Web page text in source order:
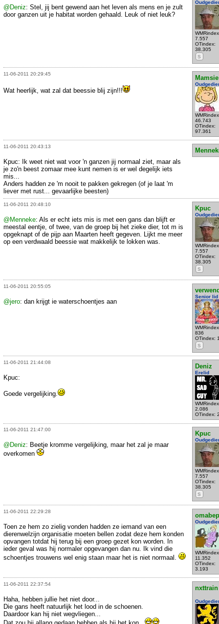
7.557
OTindex:
38.305
S
@Deniz: Stel, jij bent gewend aan het leven als mens en je zult
door ganzen uit je habitat worden gehaald. Leuk of niet leuk?
11-06-2011 20:29:45
Mamsie
46.743
OTindex:
97.361
Wat heerlijk, wat zal dat beessie blij zijn!!!
11-06-2011 20:43:13
Kpuc: Ik weet niet wat voor 'n ganzen jij normaal ziet, maar als
je zo'n beest zomaar mee kunt nemen is er wel degelijk iets
mis...
Anders hadden ze 'm nooit te pakken gekregen (of je laat 'm
liever met rust... gevaarlijke beesten)
11-06-2011 20:48:10
Kpuc
7.557
OTindex:
38.305
S
@Menneke: Als er echt iets mis is met een gans dan blijft er
meestal eentje, of twee, van de groep bij het zieke dier, tot m is
opgeknapt of de pijp aan Maarten heeft gegeven. Lijkt me meer
op een verdwaald beessie wat makkelijk te lokken was.
11-06-2011 20:55:05
Senior lid
836
OTindex:
S
@jero: dan krijgt ie waterschoentjes aan
11-06-2011 21:44:08
Deniz
Erelid
2.086
OTindex:
Kpuc:
Goede vergelijking.
11-06-2011 21:47:00
Kpuc
7.557
OTindex:
38.305
S
@Deniz: Beetje kromme vergelijking, maar het zal je maar
overkomen
11-06-2011 22:29:28
omabep
11.352
OTindex:
3.193
Toen ze hem zo zielig vonden hadden ze iemand van een
dierenwelzijn organisatie moeten bellen zodat deze hem konden
opvangen totdat hij terug bij een groep gezet kon worden. In
ieder geval was hij normaler opgevangen dan nu. Ik vind die
schoentjes trouwens wel enig staan maar het is niet normaal.
11-06-2011 22:37:54
nxttrain
Haha, hebben jullie het niet door...
Die gans heeft natuurlijk het lood in de schoenen.
Daardoor kan hij niet wegvliegen...